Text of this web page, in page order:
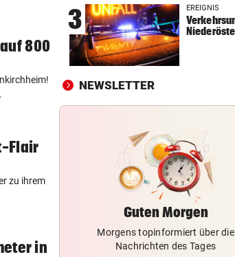
800
Flair
zu ihrem
in
deutschem Kultklub!
AUBÖCK-ERBE BEI EM
DAS ist Österreichs neuer
... ÄHNLICH WIE HUNDE vor
Angstschweiß
3 EREIGNIS
NEWSLETTER
Guten Morgen
Morgens topinformiert über die
Nachrichten des Tages